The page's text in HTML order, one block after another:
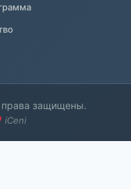
защищены.
iCeni